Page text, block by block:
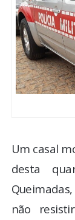
ESPORTES
ENQUETE
FOTOS
Um casal
desta
não